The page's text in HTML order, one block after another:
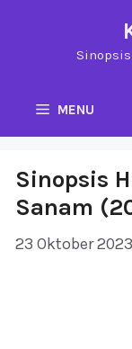
MENU
Sinopsis
Sanam
23 Oktober 2023